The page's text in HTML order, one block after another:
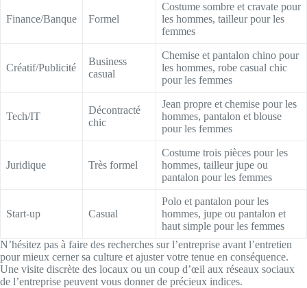
Finance/Banque Formel
Costume sombre et cravate pour
les hommes, tailleur pour les
femmes
Créatif/Publicité
Business
casual
Chemise et pantalon chino pour
les hommes, robe casual chic
pour les femmes
Tech/IT
Décontracté
chic
Jean propre et chemise pour les
hommes, pantalon et blouse
pour les femmes
Juridique Très formel
Costume trois pièces pour les
hommes, tailleur jupe ou
pantalon pour les femmes
Start-up Casual
Polo et pantalon pour les
hommes, jupe ou pantalon et
haut simple pour les femmes
N’hésitez pas à faire des recherches sur l’entreprise avant l’entretien
pour mieux cerner sa culture et ajuster votre tenue en conséquence.
Une visite discrète des locaux ou un coup d’œil aux réseaux sociaux
de l’entreprise peuvent vous donner de précieux indices.